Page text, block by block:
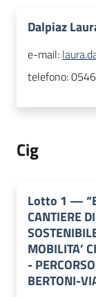
Dalpiaz
e-mail:
telefono:
Cig
Lotto 1 —
CANTIERE
MOBILITA’
-
BERTONI-